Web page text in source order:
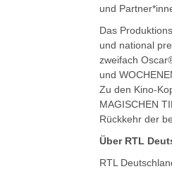
und
Das
und national
zweifach
und
Zu den Kino-
MAGISCHEN
Rückkehr der
Über RTL
RTL